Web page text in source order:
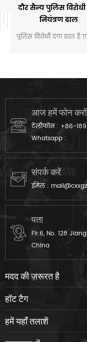
दौर सैन्य पुलिस
नियंत्रण ढाल
पुलिस विरोधी दंगा ढाल
आज हमें फोन करों
टेलीफोन : +86-
Whatsapp :
संपर्क करें
ईमेल :
पता
Flr.6, No. 128
China
मदद की ज़रूरत है
हॉट टैग
हमें यहाँ तलाशें